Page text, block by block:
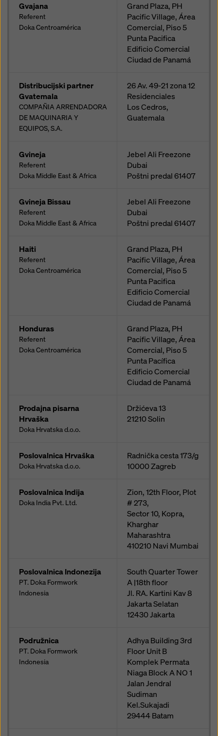
Gvajana
Referent
Doka Centroamérica
Grand Plaza, PH
Pacific Village, Área
Comercial, Piso 5
Punta Pacifica
Edificio Comercial
Ciudad de Panamá
Distribucijski partner
Gvatemala
COMPAÑIA ARRENDADORA
DE MAQUINARIA Y
EQUIPOS, S.A.
26 Av. 49-21 zona 12
Residenciales
Los Cedros,
Guatemala
Gvineja
Referent
Doka Middle East & Africa
Jebel Ali Freezone
Dubai
Poštni predal61407
Gvineja Bissau
Referent
Doka Middle East & Africa
Jebel Ali Freezone
Dubai
Poštni predal61407
Haiti
Referent
Doka Centroamérica
Grand Plaza, PH
Pacific Village, Área
Comercial, Piso 5
Punta Pacifica
Edificio Comercial
Ciudad de Panamá
Honduras
Referent
Doka Centroamérica
Grand Plaza, PH
Pacific Village, Área
Comercial, Piso 5
Punta Pacífica
Edificio Comercial
Ciudad de Panamá
Prodajna pisarna
Hrvaška
Doka Hrvatska d.o.o.
Držićeva 13
21210Solin
Poslovalnica Hrvaška
Doka Hrvatska d.o.o.
Radnička cesta 173/g
10000Zagreb
Poslovalnica Indija
Doka India Pvt. Ltd.
Zion, 12th Floor, Plot
# 273,
Sector 10, Kopra,
Kharghar
Maharashtra
410210Navi Mumbai
Poslovalnica Indonezija
PT. Doka Formwork
Indonesia
South Quarter Tower
A |18th floor
Jl. RA. Kartini Kav 8
Jakarta Selatan
12430Jakarta
Podružnica
PT. Doka Formwork
Indonesia
Adhya Building 3rd
Floor Unit B
Komplek Permata
Niaga Block A NO 1
Jalan Jendral
Sudiman
Kel.Sukajadi
29444Batam